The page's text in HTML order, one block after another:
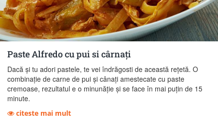
Paste Alfredo cu pui si cârnați
Dacă și tu adori pastele, te vei îndrăgosti de această rețetă. O
combinație de carne de pui și cânați amestecate cu paste
cremoase, rezultatul e o minunăție și se face în mai puțin de 15
minute.
citeste mai mult